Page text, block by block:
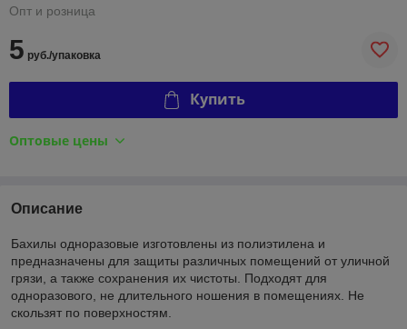
Опт и розница
5 руб./упаковка
Купить
Оптовые цены
Описание
Бахилы одноразовые изготовлены из полиэтилена и
предназначены для защиты различных помещений от уличной
грязи, а также сохранения их чистоты. Подходят для
одноразового, не длительного ношения в помещениях. Не
скользят по поверхностям.